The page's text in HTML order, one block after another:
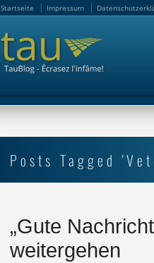
Startseite Impressum
Posts Tagged
„Gute
weitergehen
Startseite Impressum